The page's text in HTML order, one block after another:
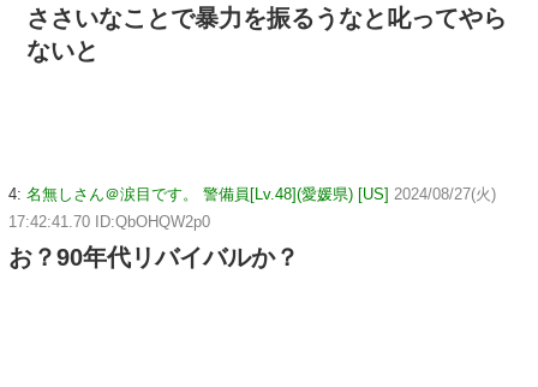
ささいなことで暴力を振るうなと叱ってやら
ないと
4: 名無しさん＠涙目です。 警備員[Lv.48](愛媛県) [US] 2024/08/27(火)
17:42:41.70 ID:QbOHQW2p0
お？90年代リバイバルか？